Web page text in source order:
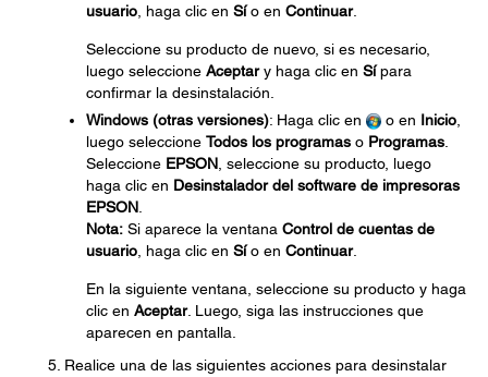
usuario , haga clic en Sío en Continuar.
Seleccione su producto de nuevo, si es necesario,
luego seleccione Aceptary haga clic en Sípara
confirmar la desinstalación.
Windows (otras versiones): Haga clic en o en Inicio
luego seleccione Todos los programas o Programas
Seleccione EPSON , seleccione su producto, luego
haga clic en Desinstalador del software de impresoras
EPSON
Nota: Si aparece la ventana Control de cuentas de
usuario , haga clic en Sío en Continuar.
En la siguiente ventana, seleccione su producto y haga
clic en Aceptar. Luego, siga las instrucciones que
aparecen en pantalla.
Realice una de las siguientes acciones para desinstalar